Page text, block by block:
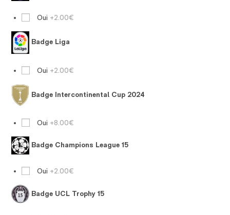
Oui +2.00€
Badge Liga
Oui +2.00€
Badge Intercontinental Cup 2024
Oui +8.00€
Badge Champions League 15
Oui +2.00€
Badge UCL Trophy 15